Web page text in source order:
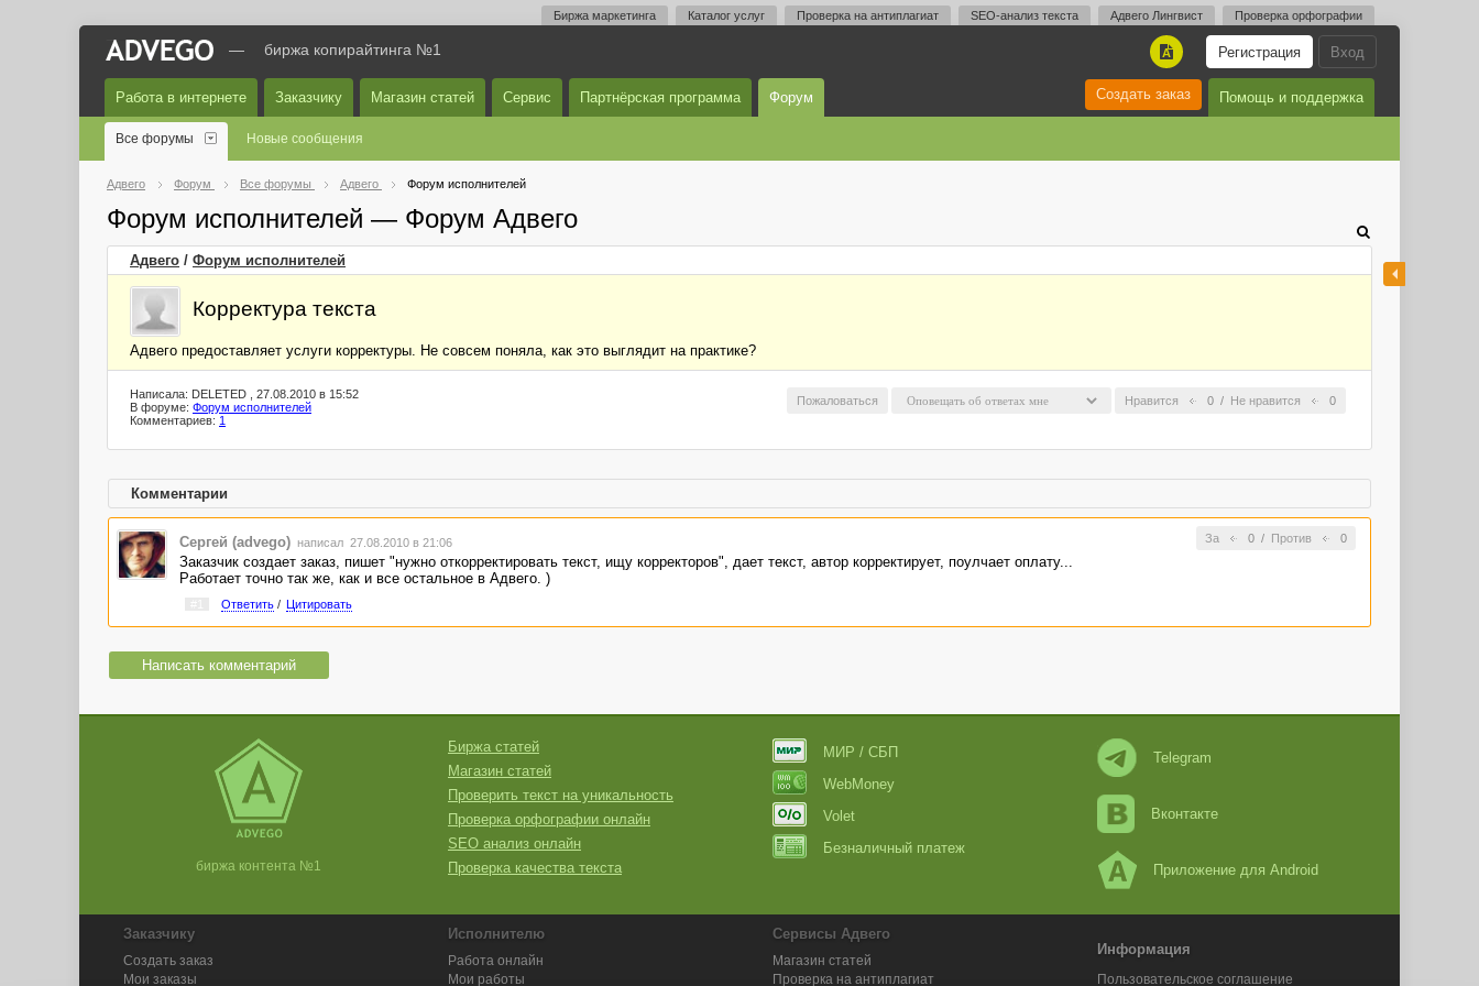
Биржа маркетинга Каталог услуг Проверка на антиплагиат SEO-анализ текста Адвего Лингвист Проверка орфографии
Вход
Регистрация
A
— биржа копирайтинга №1
Работа в интернете Заказчику Магазин статей Сервис Партнёрская программа Форум Помощь и поддержка
Создать заказ
Все форумы Новые сообщения
Адвего Форум Все форумы Адвего Форум исполнителей
Форум исполнителей — Форум Адвего
Адвего / Форум исполнителей
Корректура текста
Адвего предоставляет услуги корректуры. Не совсем поняла, как это выглядит на практике?
Нравится 0 / Не нравится 0
Пожаловаться
Написала: DELETED , 27.08.2010 в 15:52
В форуме: Форум исполнителей
Комментариев: 1
Комментарии
За 0/ Против 0
Сергей (advego) написал 27.08.2010 в 21:06
Заказчик создает заказ, пишет "нужно откорректировать текст, ищу корректоров", дает текст, автор корректирует, поулчает оплату...
Работает точно так же, как и все остальное в Адвего. )
Ответить/ Цитировать
Написать комментарий
биржа контента №1
Биржа статей
Магазин статей
Проверить текст на уникальность
Проверка орфографии онлайн
SEO анализ онлайн
Проверка качества текста
МИР / СБП
WebMoney
Volet
Безналичный платеж
Telegram
Вконтакте
Приложение для Android
Заказчику
Создать заказ
Мои заказы
Исполнителю
Работа онлайн
Мои работы
Сервисы Адвего
Магазин статей
Проверка на антиплагиат
Информация
Пользовательское соглашение